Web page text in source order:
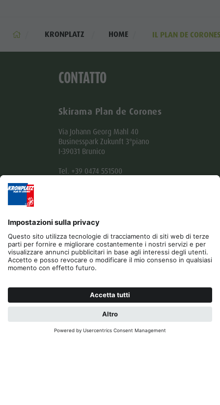
KRONPLATZ HOME IL PLAN DE
CONTATTO
Skirama Plan de Corones
Via Johann Georg Mahl 40
Businesspark Zukunft 3°piano
I-39031 Brunico
Tel. +39 0474 551500